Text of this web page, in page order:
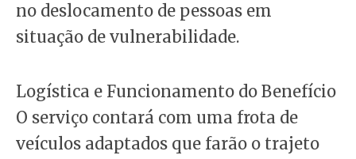
no deslocamento de pessoas em
situação de vulnerabilidade.
Logística e Funcionamento do Benefício
O serviço contará com uma frota de
veículos adaptados que farão o trajeto